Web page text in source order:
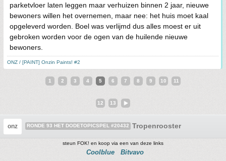
parketvloer laten leggen maar verhuizen binnen 2 jaar, nieuwe
bewoners willen het overnemen, maar nee: het huis moet kaal
opgeleverd worden. Boel was verlijmd dus alles moest er uit
gebroken worden voor de ogen van de huilende nieuwe
bewoners.
ONZ / [PAINT] Onzin Paints! #2
1 2 3 4 5 6 7 8 9 10 11
12 13
onz RONDE 93 HET DODETOPICSPEL #20432 Tropenrooster
steun FOK! en koop via een van deze links
Coolblue Bitvavo